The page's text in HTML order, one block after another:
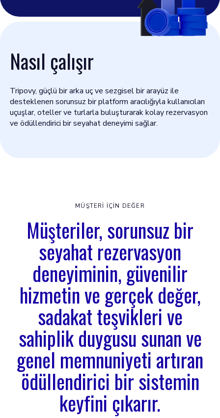
Nasıl çalışır
Tripovy, güçlü bir arka uç ve sezgisel bir arayüz ile
desteklenen sorunsuz bir platform aracılığıyla kullanıcıları
uçuşlar, oteller ve turlarla buluşturarak kolay rezervasyon
ve ödüllendirici bir seyahat deneyimi sağlar.
MÜŞTERI IÇIN DEĞER
Müşteriler, sorunsuz bir
seyahat rezervasyon
deneyiminin, güvenilir
hizmetin ve gerçek değer,
sadakat teşvikleri ve
sahiplik duygusu sunan ve
genel memnuniyeti artıran
ödüllendirici bir sistemin
keyfini çıkarır.